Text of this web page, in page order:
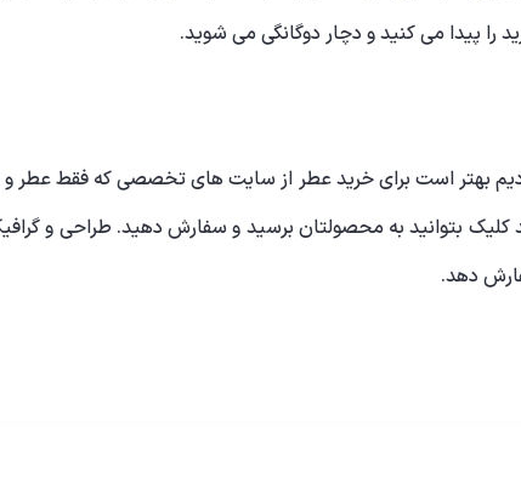
را پیدا می کنید و دچار دوگانگی می شوید.
بهتر است برای خرید عطر از سایت های تخصصی که فقط عطر و
کلیک بتوانید به محصولتان برسید و سفارش دهید. طراحی و
دهد.